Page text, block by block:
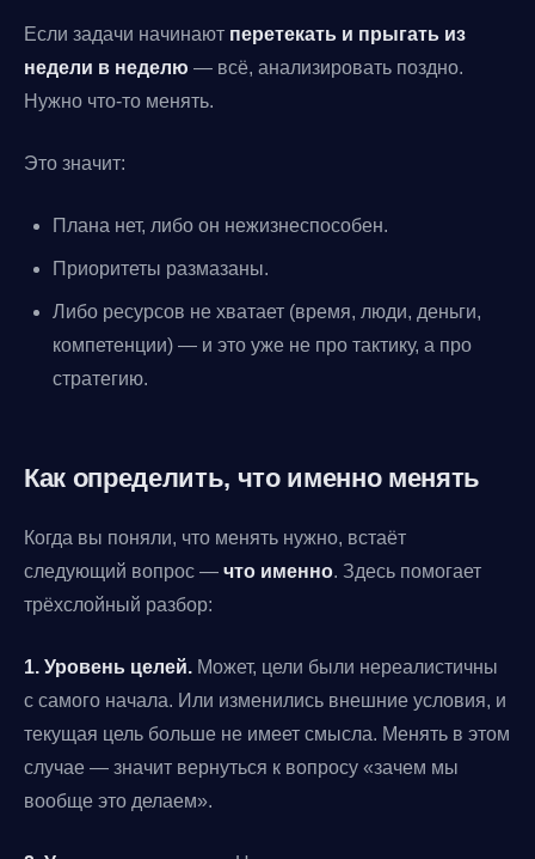
Если задачи начинают перетекать и прыгать из
недели в неделю — всё, анализировать поздно.
Нужно что-то менять.
Это значит:
Плана нет, либо он нежизнеспособен.
Приоритеты размазаны.
Либо ресурсов не хватает (время, люди, деньги,
компетенции) — и это уже не про тактику, а про
стратегию.
Как определить, что именноменять
Когда вы поняли, что менять нужно, встаёт
следующий вопрос — что именно. Здесь помогает
трёхслойный разбор:
1. Уровень целей. Может, цели были нереалистичны
с самого начала. Или изменились внешние условия, и
текущая цель больше не имеет смысла. Менять в этом
случае — значит вернуться к вопросу «зачем мы
вообще это делаем».